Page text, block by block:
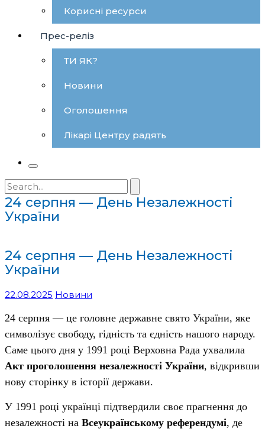
Корисні ресурси
Прес-реліз
ТИ ЯК?
Новини
Оголошення
Лікарі Центру радять
Search
for:
24 серпня — День Незалежності
України
24 серпня — День Незалежності
України
22.08.2025 Новини
24 серпня — це головне державне свято України, яке
символізує свободу, гідність та єдність нашого народу.
Саме цього дня у 1991 році Верховна Рада ухвалила
Акт проголошення незалежності України, відкривши
нову сторінку в історії держави.
У 1991 році українці підтвердили своє прагнення до
незалежності на Всеукраїнському референдумі, де